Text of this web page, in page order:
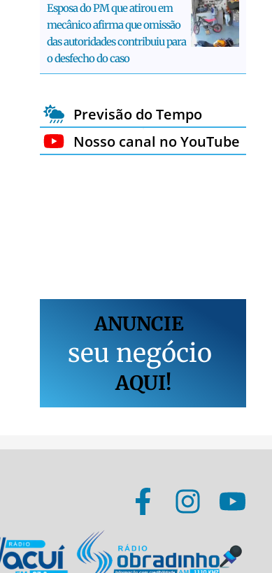
Esposa do PM que atirou em
mecânico afirma que omissão
das autoridades contribuiu para
o desfecho do caso
Previsão do Tempo
Nosso canal no YouTube
ANUNCIE
seu negócio
AQUI!